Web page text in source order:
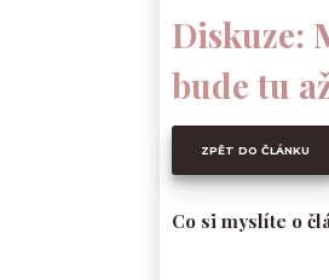
Diskuze:
bude tu
ZPĚT DO ČLÁNKU
Co si myslíte o